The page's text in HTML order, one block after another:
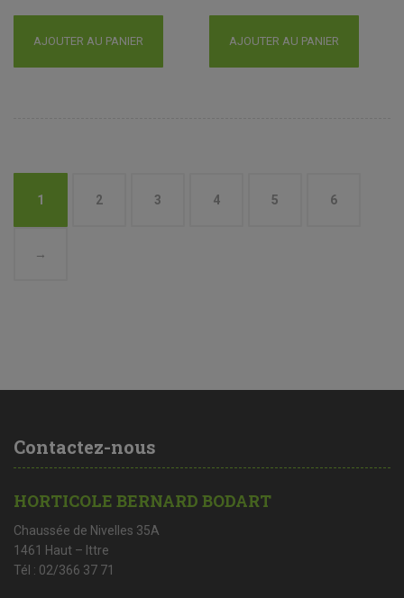
AJOUTER AU PANIER AJOUTER AU PANIER
1 2 3 4 5 6
→
Contactez-nous
HORTICOLE BERNARD BODART
Chaussée de Nivelles 35A
1461 Haut – Ittre
Tél : 02/366 37 71